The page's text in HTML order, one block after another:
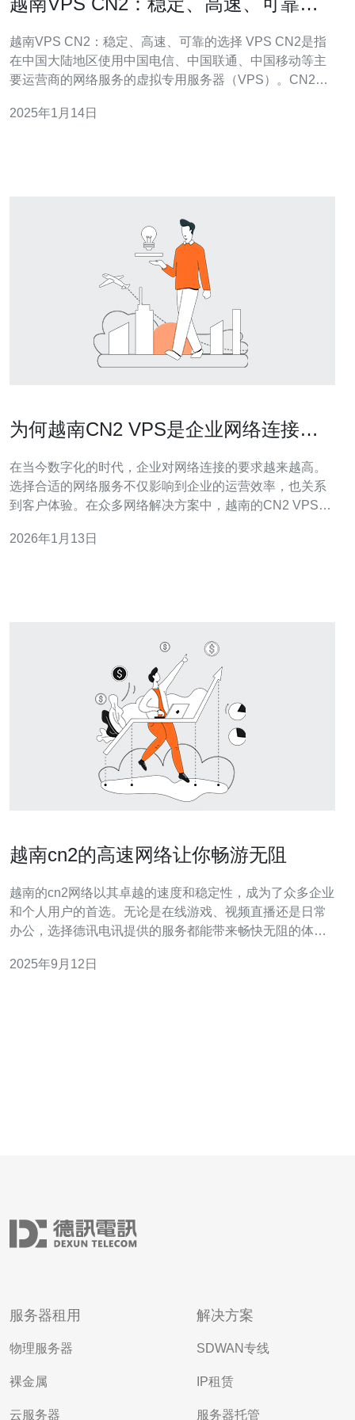
越南VPS CN2：稳定、高速、可靠的选择 VPS CN2是指
在中国大陆地区使用中国电信、中国联通、中国移动等主
要运营商的网络服务的虚拟专用服务器（VPS）。CN2线
实现在中国大陆地区更稳定、更快速的网络连接。 越南是
2025年1月14日
为何越南CN2 VPS是企业网络连接的
在当今数字化的时代，企业对网络连接的要求越来越高。
选择合适的网络服务不仅影响到企业的运营效率，也关系
到客户体验。在众多网络解决方案中，越南的CN2 VPS因
讨为何越南CN2 VPS是企业网络连接的理想选择。 越南
2026年1月13日
越南cn2的高速网络让你畅游无阻
越南的cn2网络以其卓越的速度和稳定性，成为了众多企业
和个人用户的首选。无论是在线游戏、视频直播还是日常
办公，选择德讯电讯提供的服务都能带来畅快无阻的体
作为您的理想合作伙伴。 优越的网络性能 越南cn2网络的
2025年9月12日
服务器租用
物理服务器
裸金属
云服务器
解决方案
SDWAN专线
IP租赁
服务器托管